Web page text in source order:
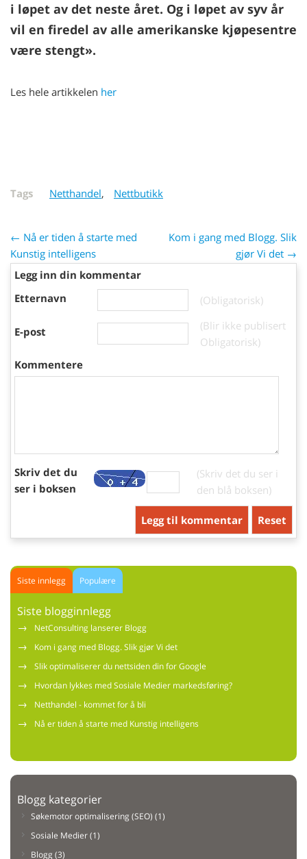
i løpet av det neste året. Og i løpet av syv år
vil en firedel av alle amerikanske kjøpesentre
være stengt».
Les hele artikkelen her
Tags Netthandel, Nettbutikk
← Nå er tiden å starte med
Kunstig intelligens
Kom i gang med Blogg. Slik
gjør Vi det →
Legg inn din kommentar
Etternavn
(Obligatorisk)
E-post
(Blir ikke publisert
Obligatorisk)
Kommentere
Skriv det du
ser i boksen
(Skriv det du ser i
den blå boksen)
Siste innlegg Populære
Siste blogginnlegg
→ NetConsulting lanserer Blogg
→ Kom i gang med Blogg. Slik gjør Vi det
→ Slik optimaliserer du nettsiden din for Google
→ Hvordan lykkes med Sosiale Medier markedsføring?
→ Netthandel - kommet for å bli
→ Nå er tiden å starte med Kunstig intelligens
Blogg kategorier
Søkemotor optimalisering (SEO) (1)
Sosiale Medier (1)
Blogg (3)